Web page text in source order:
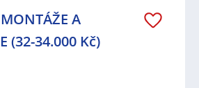
A
(32-34.000 Kč)